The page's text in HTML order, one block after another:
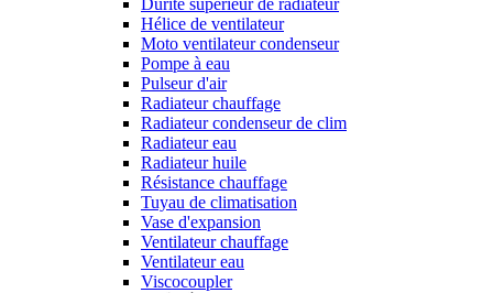
Durite supérieur de radiateur
Hélice de ventilateur
Moto ventilateur condenseur
Pompe à eau
Pulseur d'air
Radiateur chauffage
Radiateur condenseur de clim
Radiateur eau
Radiateur huile
Résistance chauffage
Tuyau de climatisation
Vase d'expansion
Ventilateur chauffage
Ventilateur eau
Viscocoupler